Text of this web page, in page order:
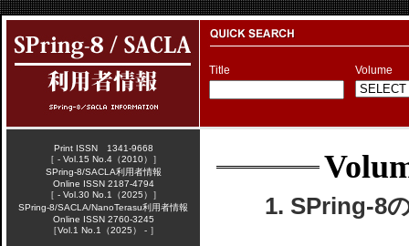
Title Volume
1. SPring-8
Print ISSN 1341-9668
［ - Vol.15 No.4（2010）］
SPring-8/SACLA利用者情報
Online ISSN 2187-4794
［ - Vol.30 No.1（2025）］
SPring-8/SACLA/NanoTerasu利用者情報
Online ISSN 2760-3245
［Vol.1 No.1（2025） - ］